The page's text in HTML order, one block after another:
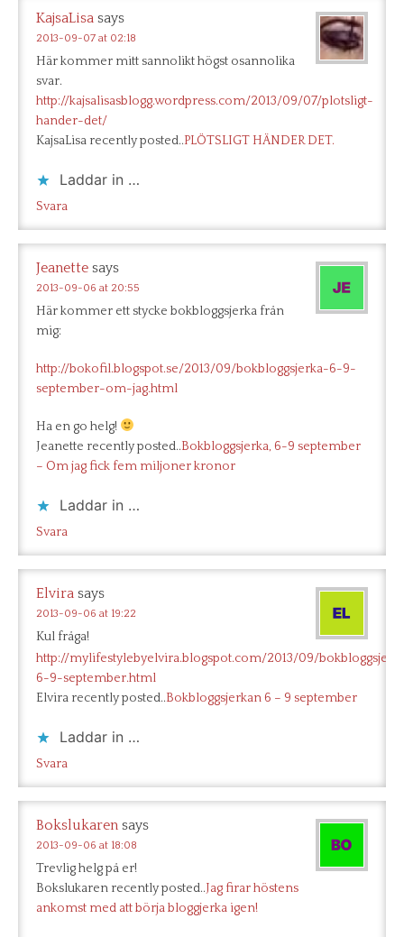
KajsaLisa says
2013-09-07 at 02:18
Här kommer mitt sannolikt högst osannolika
svar.
http://kajsalisasblogg.wordpress.com/2013/09/07/plotsligt-
hander-det/
KajsaLisa recently posted..PLÖTSLIGT HÄNDER DET.
Laddar in …
Svara
Jeanette says
2013-09-06 at 20:55
Här kommer ett stycke bokbloggsjerka från
mig:
http://bokofil.blogspot.se/2013/09/bokbloggsjerka-6-9-
september-om-jag.html
Ha en go helg!
Jeanette recently posted..Bokbloggsjerka, 6-9 september
– Om jag fick fem miljoner kronor
Laddar in …
Svara
Elvira says
2013-09-06 at 19:22
Kul fråga!
http://mylifestylebyelvira.blogspot.com/2013/09/
6-9-september.html
Elvira recently posted..Bokbloggsjerkan 6 – 9 september
Laddar in …
Svara
Bokslukaren says
2013-09-06 at 18:08
Trevlig helg på er!
Bokslukaren recently posted..Jag firar höstens
ankomst med att börja bloggjerka igen!